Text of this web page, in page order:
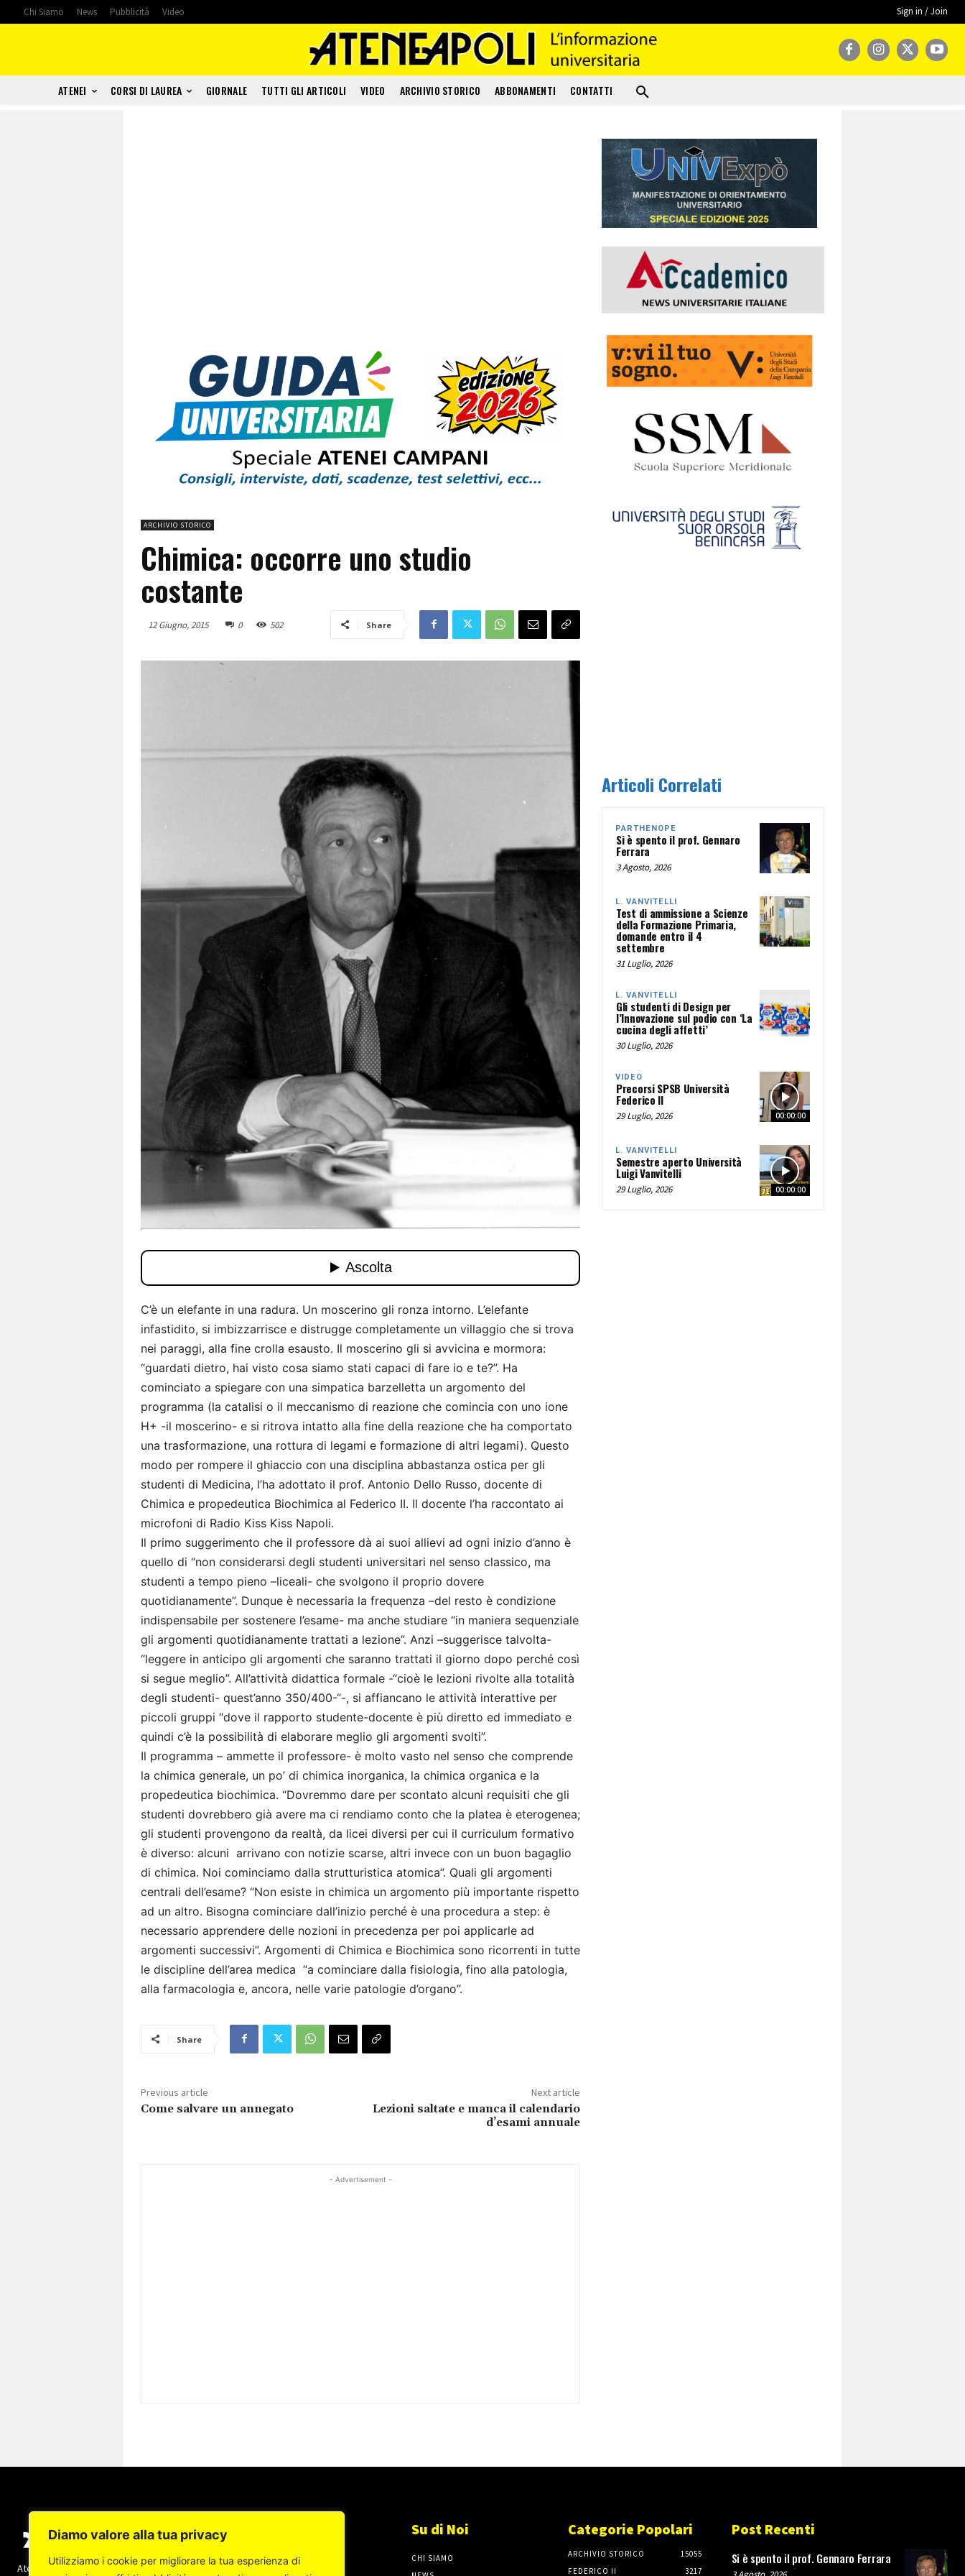
Diamo valore alla tua privacy
Utilizziamo i cookie per migliorare la tua esperienza di
Chi Siamo News Pubblicità Video Sign in / Join
ATENEI CORSI DI LAUREA GIORNALE TUTTI GLI ARTICOLI VIDEO ARCHIVIO STORICO ABBONAMENTI CONTATTI
ARCHIVIO STORICO
Chimica: occorre uno studio
costante
12 Giugno, 2015 0 502 Share
C’è un elefante in una radura. Un moscerino gli ronza intorno. L’elefante
infastidito, si imbizzarrisce e distrugge completamente un villaggio che si trova
nei paraggi, alla fine crolla esausto. Il moscerino gli si avvicina e mormora:
“guardati dietro, hai visto cosa siamo stati capaci di fare io e te?”. Ha
cominciato a spiegare con una simpatica barzelletta un argomento del
programma (la catalisi o il meccanismo di reazione che comincia con uno ione
H+ -il moscerino- e si ritrova intatto alla fine della reazione che ha comportato
una trasformazione, una rottura di legami e formazione di altri legami). Questo
modo per rompere il ghiaccio con una disciplina abbastanza ostica per gli
studenti di Medicina, l’ha adottato il prof. Antonio Dello Russo, docente di
Chimica e propedeutica Biochimica al Federico II. Il docente l’ha raccontato ai
microfoni di Radio Kiss Kiss Napoli.
Il primo suggerimento che il professore dà ai suoi allievi ad ogni inizio d’anno è
quello di “non considerarsi degli studenti universitari nel senso classico, ma
studenti a tempo pieno –liceali- che svolgono il proprio dovere
quotidianamente”. Dunque è necessaria la frequenza –del resto è condizione
indispensabile per sostenere l’esame- ma anche studiare “in maniera sequenziale
gli argomenti quotidianamente trattati a lezione”. Anzi –suggerisce talvolta-
“leggere in anticipo gli argomenti che saranno trattati il giorno dopo perché così
si segue meglio”. All’attività didattica formale -“cioè le lezioni rivolte alla totalità
degli studenti- quest’anno 350/400-“-, si affiancano le attività interattive per
piccoli gruppi “dove il rapporto studente-docente è più diretto ed immediato e
quindi c’è la possibilità di elaborare meglio gli argomenti svolti”.
Il programma – ammette il professore- è molto vasto nel senso che comprende
la chimica generale, un po’ di chimica inorganica, la chimica organica e la
propedeutica biochimica. “Dovremmo dare per scontato alcuni requisiti che gli
studenti dovrebbero già avere ma ci rendiamo conto che la platea è eterogenea;
gli studenti provengono da realtà, da licei diversi per cui il curriculum formativo
è diverso: alcuni arrivano con notizie scarse, altri invece con un buon bagaglio
di chimica. Noi cominciamo dalla strutturistica atomica”. Quali gli argomenti
centrali dell’esame? “Non esiste in chimica un argomento più importante rispetto
ad un altro. Bisogna cominciare dall’inizio perché è una procedura a step: è
necessario apprendere delle nozioni in precedenza per poi applicarle ad
argomenti successivi”. Argomenti di Chimica e Biochimica sono ricorrenti in tutte
le discipline dell’area medica “a cominciare dalla fisiologia, fino alla patologia,
alla farmacologia e, ancora, nelle varie patologie d’organo”.
Share
Previous article
Come salvare un annegato
Next article
Lezioni saltate e manca il calendario
d’esami annuale
- Advertisement -
Articoli Correlati
PARTHENOPE
Si è spento il prof. Gennaro
Ferrara
3 Agosto, 2026
L. VANVITELLI
Test di ammissione a Scienze
della Formazione Primaria,
domande entro il 4
settembre
31 Luglio, 2026
L. VANVITELLI
Gli studenti di Design per
l’Innovazione sul podio con ‘La
cucina degli affetti’
30 Luglio, 2026
00:00:00
VIDEO
Precorsi SPSB Università
Federico II
29 Luglio, 2026
00:00:00
L. VANVITELLI
Semestre aperto Università
Luigi Vanvitelli
29 Luglio, 2026
Ateneapoli s.r.l. (socio unico) - Copyright © 2022 -
Su di Noi
CHI SIAMO
Categorie Popolari
ARCHIVIO STORICO
15055
FEDERICO II
3217
Post Recenti
Si è spento il prof. Gennaro Ferrara